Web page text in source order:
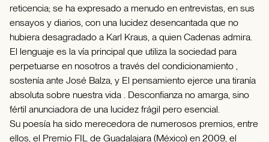
reticencia; se ha expresado a menudo en entrevistas, en sus
ensayos y diarios, con una lucidez desencantada que no
hubiera desagradado a Karl Kraus, a quien Cadenas admira.
El lenguaje es la vía principal que utiliza la sociedad para
perpetuarse en nosotros a través del condicionamiento ,
sostenía ante José Balza, y El pensamiento ejerce una tiranía
absoluta sobre nuestra vida . Desconfianza no amarga, sino
fértil anunciadora de una lucidez frágil pero esencial.
Su poesía ha sido merecedora de numerosos premios, entre
ellos, el Premio FIL de Guadalajara (México) en 2009, el